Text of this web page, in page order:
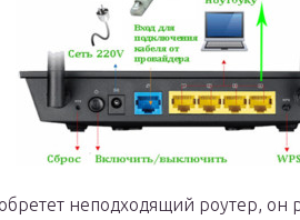
неподходящий роутер, он